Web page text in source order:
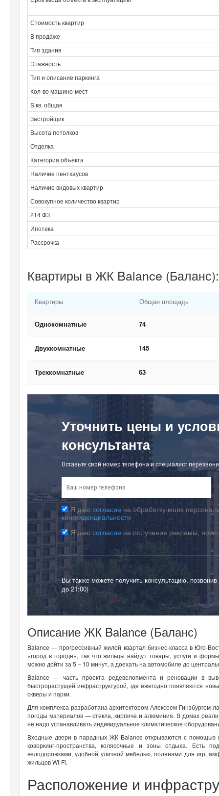
Стоимость квартир
В продаже
Тип здания
Этажность
Тип и описание паркинга
Кол-во машино-мест
S кв. общая
Застройщик
Высота потолков
Отделка
Категория объекта
Наличие пентхаусов
Наличие видовых квартир
Совокупное количество квартир
214 ФЗ
Ипотека
Рассрочка
Квартиры в ЖК Balance
Квартиры Общая площадь
Однокомнатные 74
Двухкомнатные 145
Трехкомнатные 63
Уточнить цены и
консультанта
Оставьте свой номер телефона и специалист
Я даю согласие на обработку моих
конфиденциальности
Я даю согласие на получение рекламы,
Вы также можете получить консультацию,
до 21:00)
Описание ЖК Balance (Баланс)
Balance — прогрессивный жилой квартал бизнес-класса в Юго-
«город в городе», так что жильцы найдут товары, услуги и
можно дойти за 5 – 10 минут, а доехать на автомобиле до
Balance — часть проекта редевелопмента и реновации в
быстрорастущей инфраструктурой, где ежегодно появляются
скверы и парки.
Для комплекса разработана архитектором Алексеем Гинзбургом
погоды материалов — стекла, кирпича и алюминия. В домах
не надо устанавливать индивидуальное климатическое
Входные двери в парадных ЖК Balance открываются с помощью
коворкинг-пространства, колясочные и зоны отдыха. Есть
велодорожками, удобной уличной мебелью, полянами для игр,
жильцов Wi-Fi.
Расположение и